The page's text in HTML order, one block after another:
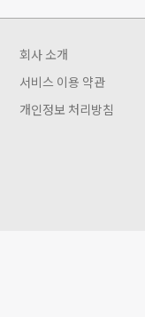
회사 소개
서비스 이용 약관
개인정보 처리방침